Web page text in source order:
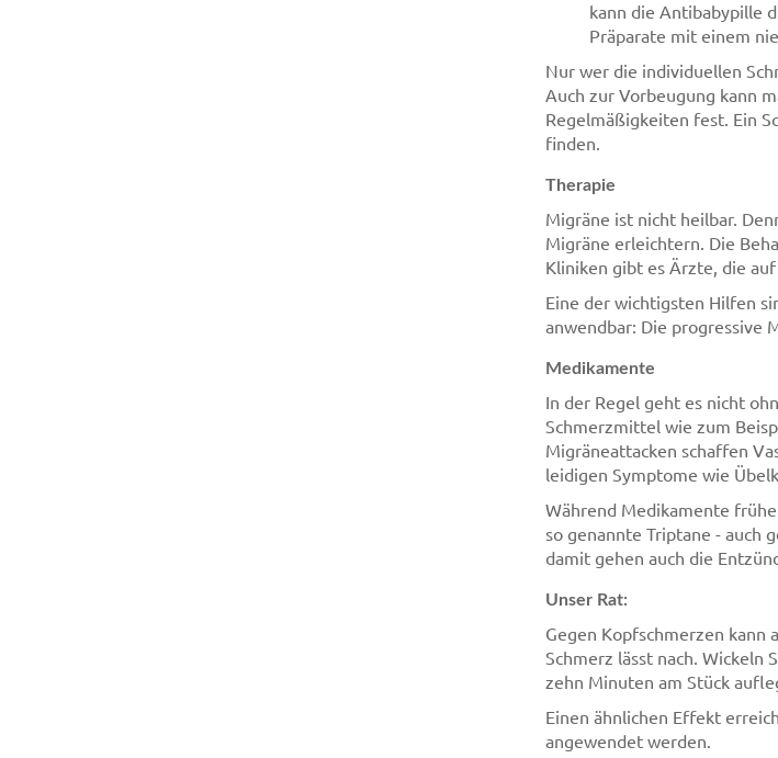
kann die Antibabypille
Präparate mit einem
Nur wer die individuellen
Auch zur Vorbeugung kann
Regelmäßigkeiten fest. Ein
finden.
Therapie
Migräne ist nicht heilbar.
Migräne erleichtern. Die
Kliniken gibt es Ärzte, die
Eine der wichtigsten Hilfen
anwendbar: Die progressive
Medikamente
In der Regel geht es nicht
Schmerzmittel wie zum
Migräneattacken schaffen
leidigen Symptome wie
Während Medikamente
so genannte Triptane - auch
damit gehen auch die
Unser Rat:
Gegen Kopfschmerzen kann
Schmerz lässt nach. Wickeln
zehn Minuten am Stück
Einen ähnlichen Effekt
angewendet werden.